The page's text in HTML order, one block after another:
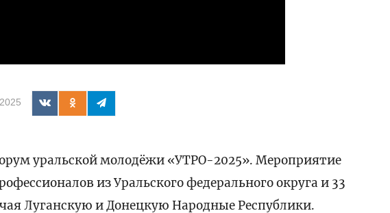
уральской молодёжи «УТРО-2025». Мероприятие
из Уральского федерального округа и 33
Луганскую и Донецкую Народные Республики.